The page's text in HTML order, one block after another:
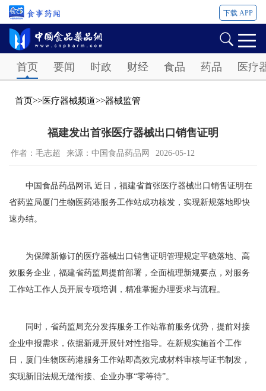
下载 APP
首页 要闻 时政 财经 食品 药品 医疗
首页>>医疗器械频道>>器械监管
福建发出首张医疗器械出口销售证明
作者：毛志超 来源：中国食品药品网 2026-05-12
中国食品药品网讯 近日，福建省首张医疗器械出口销售证明在
省药监局厦门生物医药港服务工作站成功核发，实现新规落地即快
速办结。
为保障新修订的医疗器械出口销售证明管理规定平稳落地、高
效服务企业，福建省药监局提前部署，全面梳理新规要点，对服务
工作站工作人员开展专项培训，精准掌握办理要求与流程。
同时，省药监局充分发挥服务工作站靠前服务优势，提前对接
企业申报需求，依据新规开展针对性指导。在新规实施首个工作
日，厦门生物医药港服务工作站即高效完成材料审核与证书制发，
实现新旧法规无缝衔接、企业办事“零等待”。